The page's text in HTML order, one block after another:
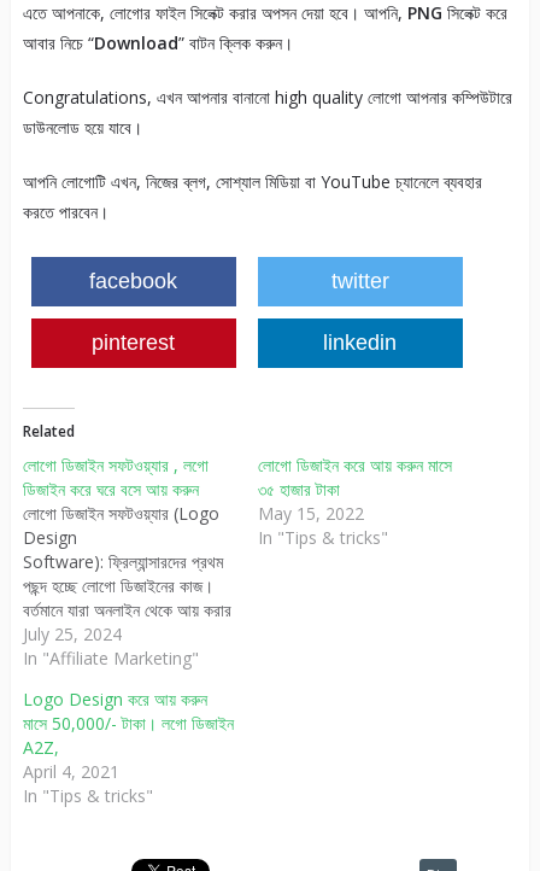
এতে আপনাকে, লোগোর ফাইল সিলেক্ট করার অপসন দেয়া হবে। আপনি, PNG সিলেক্ট করে
আবার নিচে “Download” বাটন ক্লিক করুন।
Congratulations, এখন আপনার বানানো high quality লোগো আপনার কম্পিউটারে
ডাউনলোড হয়ে যাবে।
আপনি লোগোটি এখন, নিজের ব্লগ, সোশ্যাল মিডিয়া বা YouTube চ্যানেলে ব্যবহার
করতে পারবেন।
facebook twitter
pinterest linkedin
Related
লোগো ডিজাইন সফটওয়্যার , লগো
ডিজাইন করে ঘরে বসে আয় করুন
লোগো ডিজাইন সফটওয়্যার (Logo
Design
Software): ফ্রিল্যান্সারদের প্রথম
পছন্দ হচ্ছে লোগো ডিজাইনের কাজ।
বর্তমানে যারা অনলাইন থেকে আয় করার
কথা চিন্তা করে তারা প্রথমেই চিন্তা
করে গ্রাফিক ডিজাইন অথবা লোগো
লোগো ডিজাইন করে ইনকাম করতে
চাইলে অবশ্যই লোগো ডিজাইন এর
কাজ শিখতে হবে আর এর জন্য
প্রয়োজন হচ্ছে…
July 25, 2024
In "Affiliate Marketing"
লোগো ডিজাইন করে আয় করুন মাসে
৩৫ হাজার টাকা
May 15, 2022
In "Tips & tricks"
Logo Design করে আয় করুন
মাসে 50,000/- টাকা। লগো ডিজাইন
A2Z,
April 4, 2021
In "Tips & tricks"